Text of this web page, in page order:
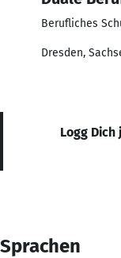
Berufliches
Dresden,
Logg
Sprachen